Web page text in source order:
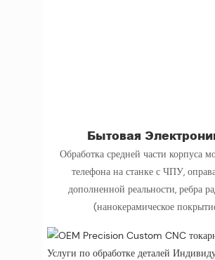
Бытовая
Обработка средней части корпуса
телефона на станке с ЧПУ,
дополненной реальности, ребра
(нанокерамическое